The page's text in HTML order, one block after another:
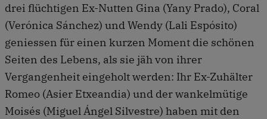
drei flüchtigen Ex-Nutten Gina (Yany Prado), Coral
(Verónica Sánchez) und Wendy (Lali Espósito)
geniessen für einen kurzen Moment die schönen
Seiten des Lebens, als sie jäh von ihrer
Vergangenheit eingeholt werden: Ihr Ex-Zuhälter
Romeo (Asier Etxeandia) und der wankelmütige
Moisés (Miguel Ángel Silvestre) haben mit den